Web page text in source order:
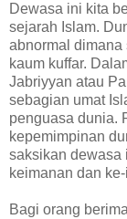
Dewasa ini kita
sejarah Islam.
abnormal dimana
kaum kuffar.
Jabriyyan atau
sebagian umat
penguasa dunia.
kepemimpinan
saksikan dewasa
keimanan dan
Bagi orang